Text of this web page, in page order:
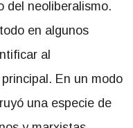
del neoliberalismo.
en algunos
al
En un modo
una especie de